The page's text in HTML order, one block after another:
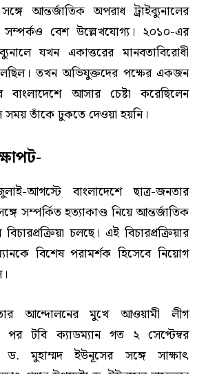
আন্তর্জাতিক অপরাধ ট্রাইব্যুনালের
বেশ উল্লেখযোগ্য। ২০১০-এর
যখন একাত্তরের মানবতাবিরোধী
তখন অভিযুক্তদের পক্ষের একজন
বাংলাদেশে আসার চেষ্টা করেছিলেন
সময় তাঁকে ঢুকতে দেওয়া হয়নি।
আগস্টে বাংলাদেশে ছাত্র-জনতার
সম্পর্কিত হত্যাকাণ্ড নিয়ে আন্তর্জাতিক
চলছে। এই বিচারপ্রক্রিয়ার
বিশেষ পরামর্শক হিসেবে নিয়োগ
আন্দোলনের মুখে আওয়ামী লীগ
টবি ক্যাডম্যান গত ২ সেপ্টেম্বর
ড. মুহাম্মদ ইউনূসের সঙ্গে সাক্ষাৎ